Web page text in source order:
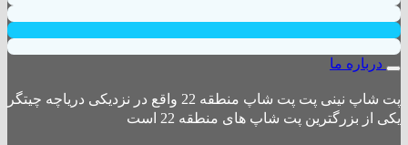
درباره ما
پت شاپ نینی پت پت شاپ منطقه 22 واقع در نزدیکی دریاچه چیتگر
یکی از بزرگترین پت شاپ های منطقه 22 است